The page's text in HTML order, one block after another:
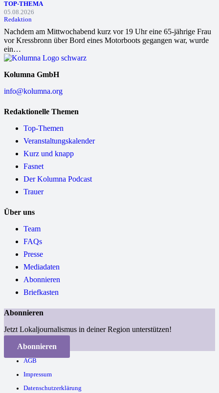
TOP-THEMA
05.08.2026
Redaktion
Nachdem am Mittwochabend kurz vor 19 Uhr eine 65-jährige Frau
vor Kressbronn über Bord eines Motorboots gegangen war, wurde
ein…
Kolumna GmbH
info@kolumna.org
Redaktionelle Themen
Top-Themen
Veranstaltungskalender
Kurz und knapp
Fasnet
Der Kolumna Podcast
Trauer
Über uns
Team
FAQs
Presse
Mediadaten
Abonnieren
Briefkasten
Abonnieren
Jetzt Lokaljournalismus in deiner Region unterstützen!
Abonnieren
AGB
Impressum
Datenschutzerklärung